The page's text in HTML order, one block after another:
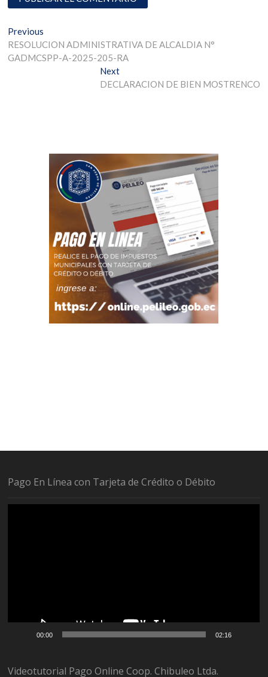
Previous
RESOLUCION ADMINISTRATIVA DE ALCALDIA N°
GADMCSPP-A-2025-205-RA
Next
DECLARACION DE BIEN MOSTRENCO
Pago En Línea con Tarjeta de Crédito o Débito
00:00 02:16
Videotutorial Pago Online Coop. Chibuleo Ltda.